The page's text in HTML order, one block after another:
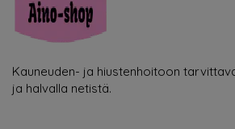
Kauneuden- ja hiustenhoitoon
ja halvalla netistä.